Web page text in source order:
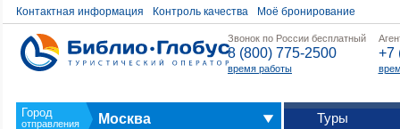
Контактная информация Контроль качества Моё бронирование
Звонок по России бесплатный
8 (800) 775-2500
время работы
+7
Москва Туры